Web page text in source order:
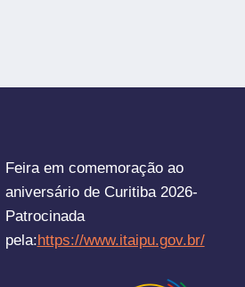
Feira em comemoração ao
aniversário de Curitiba 2026-
Patrocinada
pela:https://www.itaipu.gov.br/